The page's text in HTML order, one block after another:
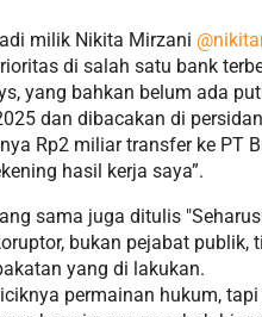
milik Nikita Mirzani
di salah satu bank
yang bahkan belum ada
dan dibacakan di
Rp2 miliar transfer ke PT
hasil kerja saya”.
sama juga ditulis
bukan pejabat publik,
yang di lakukan.
permainan hukum,